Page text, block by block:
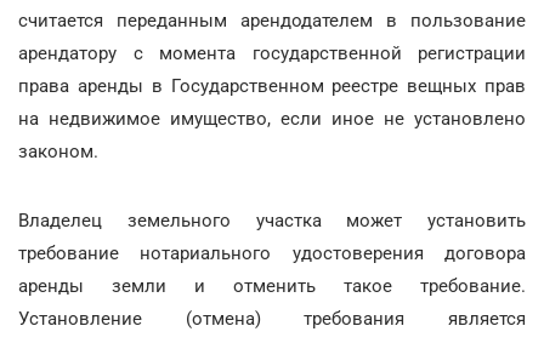
считается переданным арендодателем в пользование
арендатору с момента государственной регистрации
права аренды в Государственном реестре вещных прав
на недвижимое имущество, если иное не установлено
законом.
Владелец земельного участка может установить
требование нотариального удостоверения договора
аренды земли и отменить такое требование.
Установление (отмена) требования является